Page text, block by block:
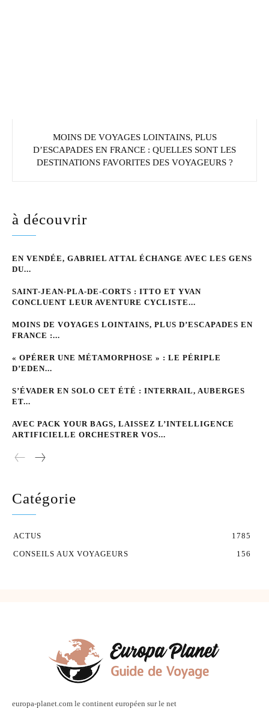
MOINS DE VOYAGES LOINTAINS, PLUS
D’ESCAPADES EN FRANCE : QUELLES SONT LES
DESTINATIONS FAVORITES DES VOYAGEURS ?
à découvrir
EN VENDÉE, GABRIEL ATTAL ÉCHANGE AVEC LES GENS
DU...
SAINT-JEAN-PLA-DE-CORTS : ITTO ET YVAN
CONCLUENT LEUR AVENTURE CYCLISTE...
MOINS DE VOYAGES LOINTAINS, PLUS D’ESCAPADES EN
FRANCE :...
« OPÉRER UNE MÉTAMORPHOSE » : LE PÉRIPLE
D’EDEN...
S’ÉVADER EN SOLO CET ÉTÉ : INTERRAIL, AUBERGES
ET...
AVEC PACK YOUR BAGS, LAISSEZ L’INTELLIGENCE
ARTIFICIELLE ORCHESTRER VOS...
Catégorie
ACTUS
1785
CONSEILS AUX VOYAGEURS
156
europa-planet.com le continent européen sur le net